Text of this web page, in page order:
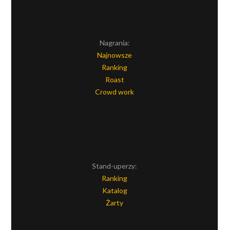
Nagrania:
Najnowsze
Ranking
Roast
Crowd work
Stand-uperzy:
Ranking
Katalog
Żarty